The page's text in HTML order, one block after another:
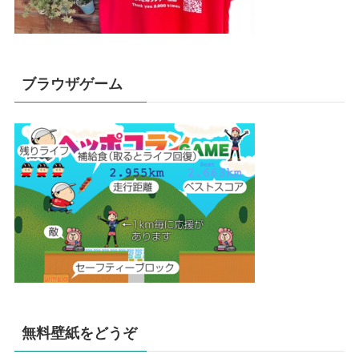
ブラウザゲーム
無料壁紙をどうぞ